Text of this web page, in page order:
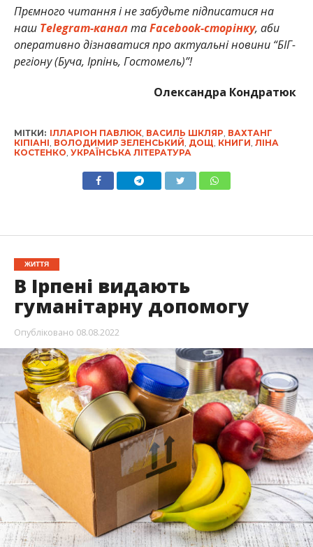
Прємного читання і не забудьте підписатися на
наш Telegram-каналтаFacebook-сторінку, аби
оперативно дізнаватися про актуальні новини “БІГ-
регіону (Буча, Ірпінь, Гостомель)”!
Олександра Кондратюк
МІТКИ: ІЛЛАРІОН ПАВЛЮК, ВАСИЛЬ ШКЛЯР, ВАХТАНГ
КІПІАНІ, ВОЛОДИМИР ЗЕЛЕНСЬКИЙ, ДОЩ, КНИГИ, ЛІНА
КОСТЕНКО, УКРАЇНСЬКА ЛІТЕРАТУРА
ЖИТТЯ
В Ірпені видають
гуманітарну допомогу
Опубліковано 08.08.2022